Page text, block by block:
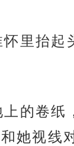
里抬起
的卷纸
她视线